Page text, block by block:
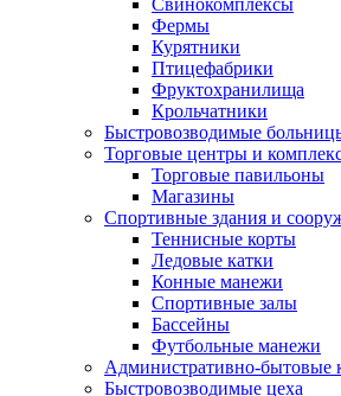
Свинокомплексы
Фермы
Курятники
Птицефабрики
Фруктохранилища
Крольчатники
Быстровозводимые
Торговые центры и
Торговые павильоны
Магазины
Спортивные здания и
Теннисные корты
Ледовые катки
Конные манежи
Спортивные залы
Бассейны
Футбольные манежи
Административно-
Быстровозводимые цеха